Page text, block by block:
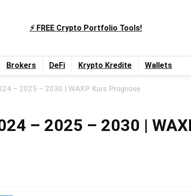
⚡️ FREE Crypto Portfolio Tools!
Brokers DeFi Krypto Kredite Wallets
– 2025 – 2030 | WAXP Kurs Prognose
– 2025 – 2030 |